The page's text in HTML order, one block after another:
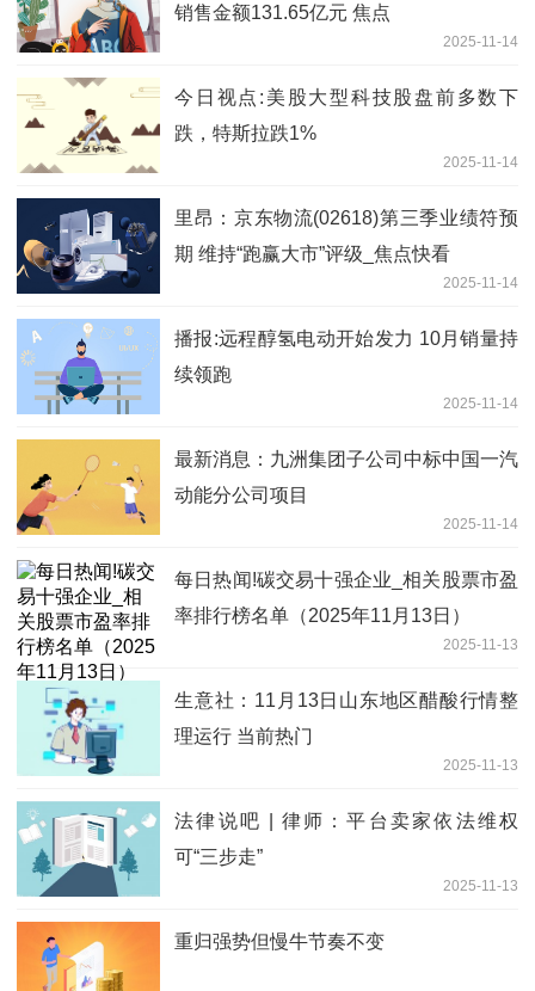
销售金额131.65亿元 焦点
2025-11-14
今日视点:美股大型科技股盘前多数下
跌，特斯拉跌1%
2025-11-14
里昂：京东物流(02618)第三季业绩符预
期 维持“跑赢大市”评级_焦点快看
2025-11-14
播报:远程醇氢电动开始发力 10月销量持
续领跑
2025-11-14
最新消息：九洲集团子公司中标中国一汽
动能分公司项目
2025-11-14
每日热闻!碳交易十强企业_相关股票市盈
率排行榜名单（2025年11月13日）
2025-11-13
生意社：11月13日山东地区醋酸行情整
理运行 当前热门
2025-11-13
法律说吧 | 律师：平台卖家依法维权
可“三步走”
2025-11-13
重归强势但慢牛节奏不变